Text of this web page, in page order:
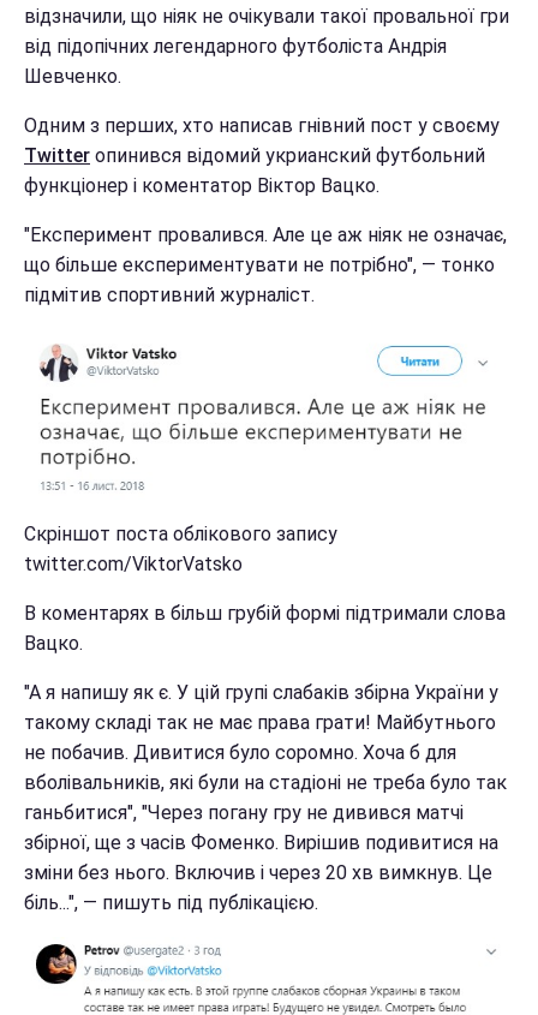
відзначили, що ніяк не очікували такої провальної гри
від підопічних легендарного футболіста Андрія
Шевченко.
Одним з перших, хто написав гнівний пост у своєму
Twitter опинився відомий укрианский футбольний
функціонер і коментатор Віктор Вацко.
"Експеримент провалився. Але це аж ніяк не означає,
що більше експериментувати не потрібно", — тонко
підмітив спортивний журналіст.
Скріншот поста облікового запису
twitter.com/ViktorVatsko
В коментарях в більш грубій формі підтримали слова
Вацко.
"А я напишу як є. У цій групі слабаків збірна України у
такому складі так не має права грати! Майбутнього
не побачив. Дивитися було соромно. Хоча б для
вболівальників, які були на стадіоні не треба було так
ганьбитися", "Через погану гру не дивився матчі
збірної, ще з часів Фоменко. Вирішив подивитися на
зміни без нього. Включив і через 20 хв вимкнув. Це
біль...", — пишуть під публікацією.